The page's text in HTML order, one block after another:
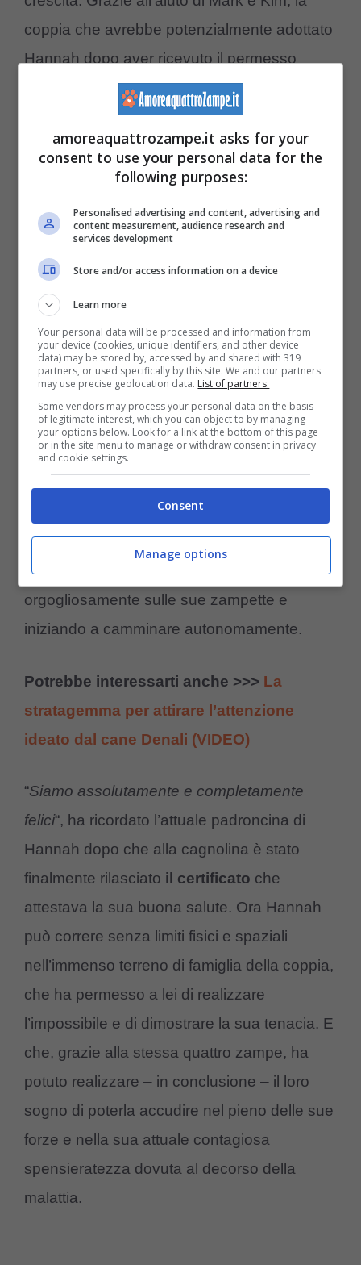
coppia che avrebbe potenzialmente adottato
Hannah dopo aver ricevuto il permesso
dell’équipe medica, la paralisi inizialmente
evocata dagli stessi specialisti – e alla quale
sembrava essere ormai destinata Hannah –
venne infine smentita grazie a una costante
La Pitbull – come si evince dal filmato – ha
seguito per mesi un lungopercorso di
, con esercizi mirati che hanno
permesso alla sua massa muscolare di
svilupparsi riuscendo, in tal modo, a reggersi
orgogliosamente sulle sue zampette e
iniziando a camminare autonomamente.
Potrebbe interessarti anche >>> La
stratagemma per attirare l’attenzione
ideato dal cane Denali (VIDEO)
“Siamo assolutamente e completamente
felici“, ha ricordato l’attuale padroncina di
Hannah dopo che alla cagnolina è stato
finalmente rilasciato il certificato che
attestava la sua buona salute. Ora Hannah
può correre senza limiti fisici e spaziali
nell’immenso terreno di famiglia della coppia,
che ha permesso a lei di realizzare
l’impossibile e di dimostrare la sua tenacia. E
che, grazie alla stessa quattro zampe, ha
potuto realizzare – in conclusione – il loro
sogno di poterla accudire nel pieno delle sue
forze e nella sua attuale contagiosa
spensieratezza dovuta al decorso della
malattia.
amoreaquattrozampe.it asks for your
consent to use your personal data for the
following purposes:
Personalised advertising and content, advertising and
content measurement, audience research and
services development
Store and/or access information on a device
Learn more
Your personal data will be processed and information from
your device (cookies, unique identifiers, and other device
data) may be stored by, accessed by and shared with 319
partners, or used specifically by this site. We and our partners
may use precise geolocation data. List of partners.
Some vendors may process your personal data on the basis
of legitimate interest, which you can object to by managing
your options below. Look for a link at the bottom of this page
or in the site menu to manage or withdraw consent in privacy
and cookie settings.
Consent
Manage options